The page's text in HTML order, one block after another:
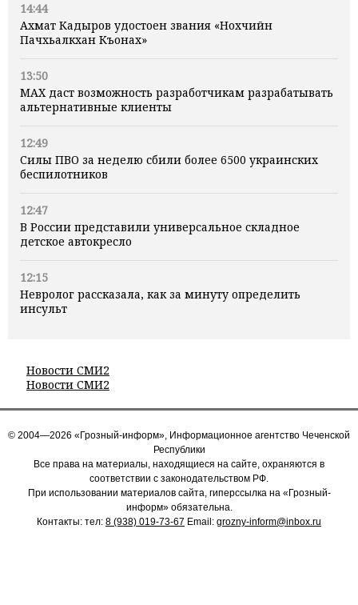
14:44
Ахмат Кадыров удостоен звания «Нохчийн
Пачхьалкхан Къонах»
13:50
MAX даст возможность разработчикам разрабатывать
альтернативные клиенты
12:49
Силы ПВО за неделю сбили более 6500 украинских
беспилотников
12:47
В России представили универсальное складное
детское автокресло
12:15
Невролог рассказала, как за минуту определить
инсульт
Новости СМИ2
Новости СМИ2
© 2004—2026 «Грозный-информ», Информационное агентство Чеченской
Республики
Все права на материалы, находящиеся на сайте, охраняются в
соответствии с законодательством РФ.
При использовании материалов сайта, гиперссылка на «Грозный-
информ» обязательна.
Контакты: тел: 8 (938) 019-73-67 Email: grozny-inform@inbox.ru